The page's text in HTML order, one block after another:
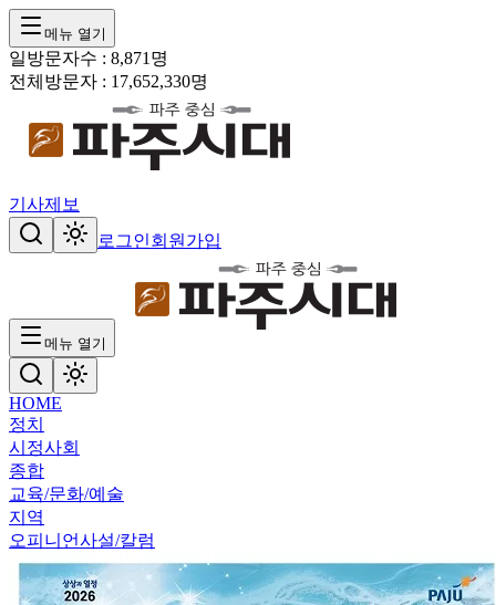
메뉴 열기
일방문자수 : 8,871 명
전체방문자 : 17,652,330명
기사제보
로그인회원가입
메뉴 열기
HOME
정치
시정사회
종합
교육/문화/예술
지역
오피니언사설/칼럼